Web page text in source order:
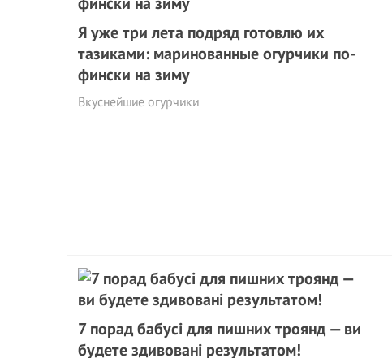
Я уже три лета подряд готовлю их
тазиками: маринованные огурчики по-
фински на зиму
Вкуснейшие огурчики
7 порад бабусі для пишних троянд — ви
будете здивовані результатом!